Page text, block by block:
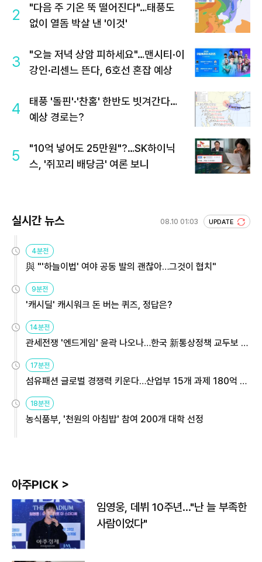
2
"다음 주 기온 뚝 떨어진다"…태풍도
없이 열돔 박살 낸 '이것'
3
"오늘 저녁 상암 피하세요"…맨시티·이
강인·리센느 뜬다, 6호선 혼잡 예상
4
태풍 '돌핀'·'찬홈' 한반도 빗겨간다…
예상 경로는?
5
"10억 넣어도 25만원"?…SK하이닉
스, '쥐꼬리 배당금' 여론 보니
실시간 뉴스 08.10 01:03 UPDATE
4분전
與 "'하늘이법' 여야 공동 발의 괜찮아…그것이 협치"
9분전
'캐시딜' 캐시워크 돈 버는 퀴즈, 정답은?
14분전
관세전쟁 '엔드게임' 윤곽 나오나…한국 新통상정책 교두보 활
17분전
섬유패션 글로벌 경쟁력 키운다…산업부 15개 과제 180억 지
18분전
농식품부, '천원의 아침밥' 참여 200개 대학 선정
아주PICK >
임영웅, 데뷔 10주년…"난 늘 부족한
사람이었다"